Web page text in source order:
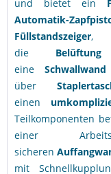
und bietet ein
Automatik-
Füllstandszeiger,
die Belüftung
eine Schwallwand
über
einen
Teilkomponenten
einer
sicheren
mit